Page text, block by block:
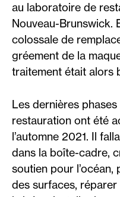
au laboratoire de
Nouveau-Brunswick.
colossale de
gréement de la
traitement était alors
Les dernières
restauration ont été
l’automne 2021. Il
dans la boîte-cadre,
soutien pour
des surfaces,